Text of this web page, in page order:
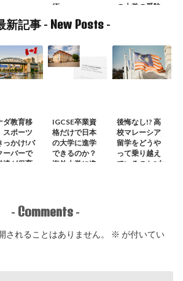
術
の大学の受験
新記事 - New Posts -
ダ教育移
スポーツ
っかけ!バ
ーバーで
達が保育
IGCSE卒業資
格だけで日本
の大学に進学
できるのか？
海外大学に進
後悔なし!? 高
校マレーシア
留学をどうや
って乗り越え
ているのか?女
- Comments -
されることはありません。 ※ が付いてい